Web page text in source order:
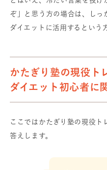
ぞ」と思う方の場合は、しっ
ダイエットに活用するという
かたぎり塾の現役ト
ダイエット初心者に
ここではかたぎり塾の現役ト
答えします。